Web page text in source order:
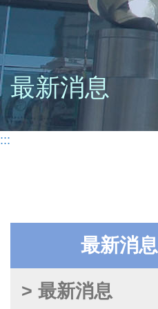
最新消息
:::
最新消息
> 最新消息